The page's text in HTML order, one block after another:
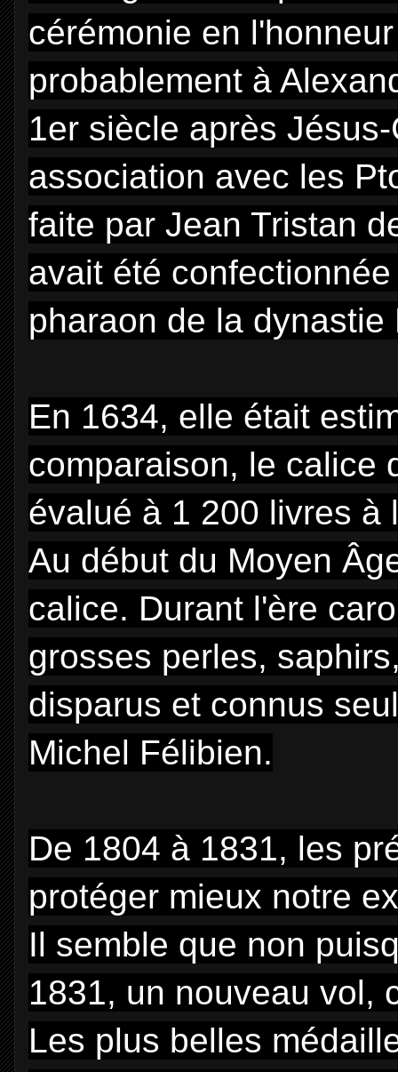
cérémonie en
probablement à
1er siècle après
association avec les
faite par Jean Tristan
avait été
pharaon de la dynastie
En 1634, elle était
comparaison, le calice
évalué à 1 200 livres à
Au début du Moyen
calice. Durant l'ère
grosses perles,
disparus et connus
Michel Félibien.
De 1804 à 1831, les
protéger mieux notre
Il semble que non
1831, un nouveau vol,
Les plus belles